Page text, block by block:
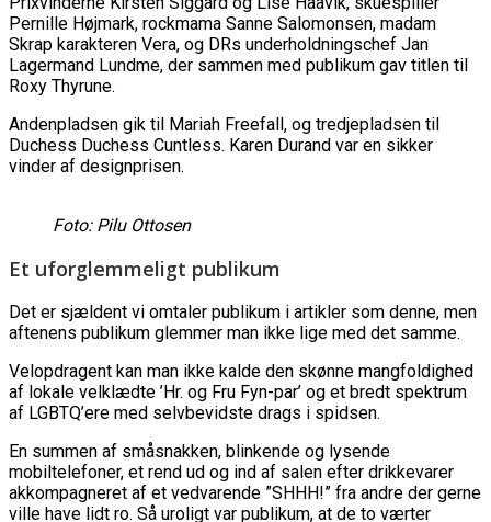
Pernille Højmark, rockmama Sanne Salomonsen, madam
Skrap karakteren Vera, og DRs underholdningschef Jan
Lagermand Lundme, der sammen med publikum gav titlen til
Roxy Thyrune.
Andenpladsen gik til Mariah Freefall, og tredjepladsen til
Duchess Duchess Cuntless. Karen Durand var en sikker
vinder af designprisen.
Foto: Pilu Ottosen
Et uforglemmeligt publikum
Det er sjældent vi omtaler publikum i artikler som denne, men
aftenens publikum glemmer man ikke lige med det samme.
Velopdragent kan man ikke kalde den skønne mangfoldighed
af lokale velklædte ’Hr. og Fru Fyn-par’ og et bredt spektrum
af LGBTQ’ere med selvbevidste drags i spidsen.
En summen af småsnakken, blinkende og lysende
mobiltelefoner, et rend ud og ind af salen efter drikkevarer
akkompagneret af et vedvarende ”SHHH!” fra andre der gerne
ville have lidt ro. Så uroligt var publikum, at de to værter